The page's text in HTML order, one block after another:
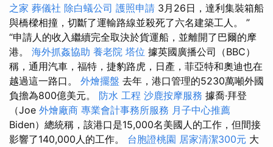
之家 葬儀社 除白蟻公司 護照申請 3月26日，達利集裝箱船
與橋樑相撞，切斷了運輸路線並殺死了六名建築工人。 ”
“申請人的收入繼續完全取決於貨運船，並離開了巴爾的摩
港。 海外抓姦協助 養老院 塔位 據英國廣播公司（BBC）
稱，通用汽車，福特，捷豹路虎，日產，菲亞特和奧迪也在
越過這一路口。 外燴擺盤 去年，港口管理的5230萬噸外國
負擔為800億美元。 防水 工程 沙鹿按摩服務 據喬·拜登
（Joe 外燴廠商 專業會計事務所服務 月子中心推薦
Biden）總統稱，該港口是15,000名美國人的工作，但間接
影響了140,000人的工作。 台胞證桃園 居家清潔300元 大